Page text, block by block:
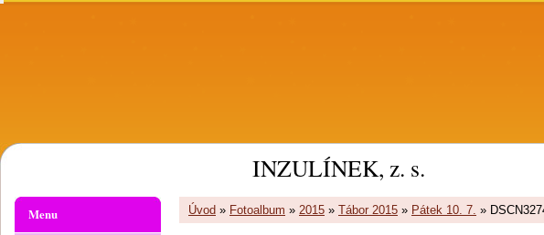
INZULÍNEK, z. s.
Úvod » Fotoalbum » 2015 » Tábor 2015 » Pátek 10. 7. »
Menu